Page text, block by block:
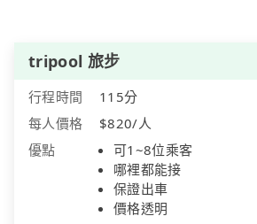
tripool 旅步
行程時間
115分
每人價格
$820/人
優點
可1~8位乘客
哪裡都能接
保證出車
價格透明